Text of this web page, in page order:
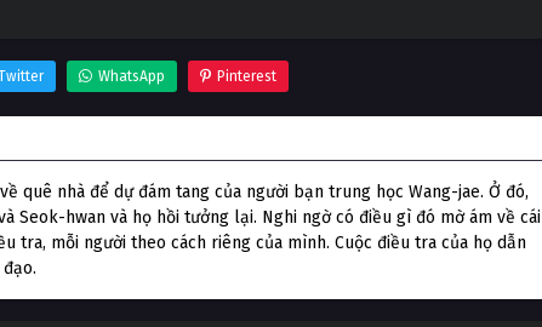
WhatsApp Pinterest
quê nhà để dự đám tang của người bạn trung học Wang-jae. Ở đó,
Seok-hwan và họ hồi tưởng lại. Nghi ngờ có điều gì đó mờ ám về cái
tra, mỗi người theo cách riêng của mình. Cuộc điều tra của họ dẫn